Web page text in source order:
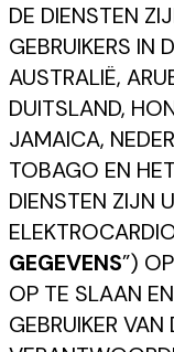
DE DIENSTEN
GEBRUIKERS IN
AUSTRALIË,
DUITSLAND,
JAMAICA,
TOBAGO EN
DIENSTEN ZIJN
GEGEVENS”)
OP TE SLAAN
GEBRUIKER VAN